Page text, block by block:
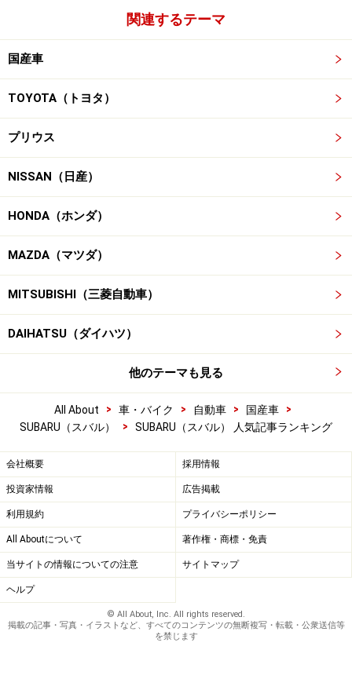
関連するテーマ
国産車
TOYOTA（トヨタ）
プリウス
NISSAN（日産）
HONDA（ホンダ）
MAZDA（マツダ）
MITSUBISHI（三菱自動車）
DAIHATSU（ダイハツ）
他のテーマも見る
All About > 車・バイク > 自動車 > 国産車
>
SUBARU（スバル）
> SUBARU（スバル） 人気記事ランキング
会社概要 採用情報
投資家情報 広告掲載
利用規約 プライバシーポリシー
All Aboutについて 著作権・商標・免責
当サイトの情報についての注意 サイトマップ
ヘルプ
© All About, Inc. All rights reserved.
掲載の記事・写真・イラストなど、すべてのコンテンツの無断複写・転載・公衆送信等
を禁じます